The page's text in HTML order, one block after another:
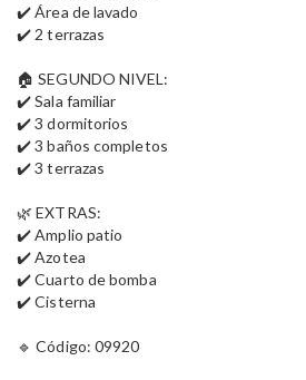
✔️ Área de lavado
✔️ 2 terrazas
🏠 SEGUNDO NIVEL:
✔️ Sala familiar
✔️ 3 dormitorios
✔️ 3 baños completos
✔️ 3 terrazas
🌿 EXTRAS:
✔️ Amplio patio
✔️ Azotea
✔️ Cuarto de bomba
✔️ Cisterna
🔹 Código: 09920